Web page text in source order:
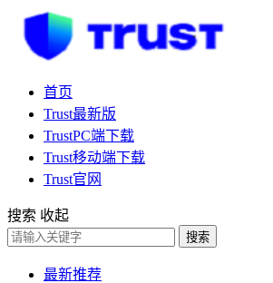
首页
Trust最新版
TrustPC端下载
Trust移动端下载
Trust官网
搜索 收起
搜索
最新推荐